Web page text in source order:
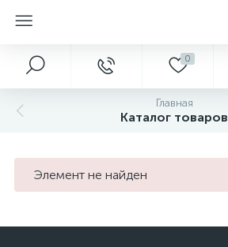
0
Главная
Каталог товаров
Элемент не найден